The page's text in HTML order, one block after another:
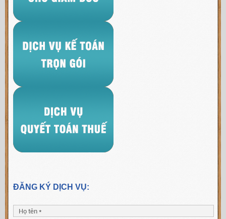
ĐĂNG KÝ DỊCH VỤ: